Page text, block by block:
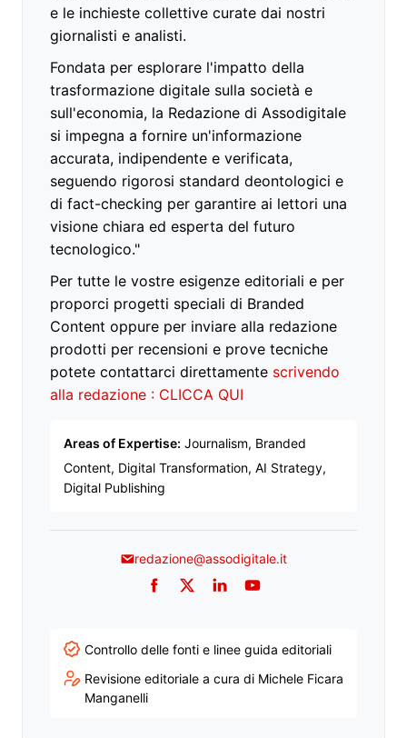
e le inchieste collettive curate dai nostri
giornalisti e analisti.
Fondata per esplorare l'impatto della
trasformazione digitale sulla società e
sull'economia, la Redazione di Assodigitale
si impegna a fornire un'informazione
accurata, indipendente e verificata,
seguendo rigorosi standard deontologici e
di fact-checking per garantire ai lettori una
visione chiara ed esperta del futuro
tecnologico."
Per tutte le vostre esigenze editoriali e per
proporci progetti speciali di Branded
Content oppure per inviare alla redazione
prodotti per recensioni e prove tecniche
potete contattarci direttamente scrivendo
alla redazione : CLICCA QUI
Areas of Expertise: Journalism, Branded
Content, Digital Transformation, AI Strategy,
Digital Publishing
redazione@assodigitale.it
Facebook
TwitterLinkedInYouTube
Controllo delle fonti e linee guida editoriali
Revisione editoriale a cura di Michele Ficara
Manganelli